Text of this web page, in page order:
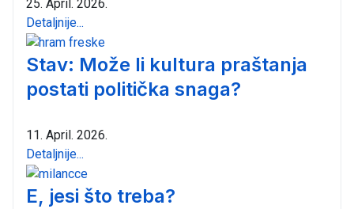
25. April. 2026.
Detaljnije...
Stav: Može li kultura praštanja
postati politička snaga?
11. April. 2026.
Detaljnije...
E, jesi što treba?